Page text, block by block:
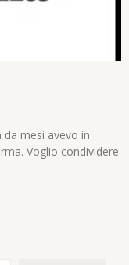
da mesi avevo in
Voglio condividere